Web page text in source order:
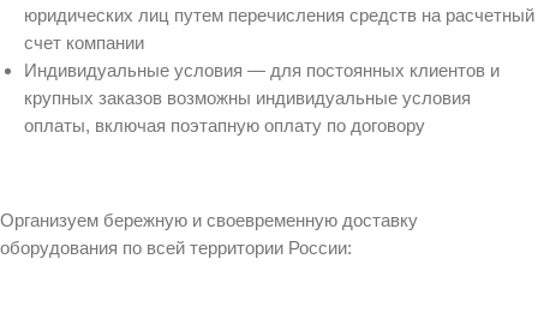
юридических лиц путем перечисления средств на расчетный
счет компании
Индивидуальные условия — для постоянных клиентов и
крупных заказов возможны индивидуальные условия
оплаты, включая поэтапную оплату по договору
Организуем бережную и своевременную доставку
оборудования по всей территории России: